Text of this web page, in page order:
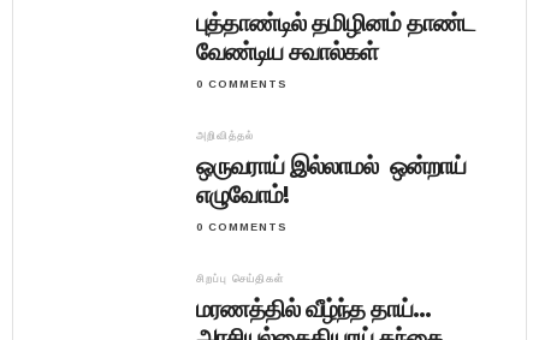
புத்தாண்டில் தமிழினம் தாண்ட
வேண்டிய சவால்கள்
0 COMMENTS
அறிவித்தல்
ஒருவராய் இல்லாமல் ஒன்றாய்
எழுவோம்!
0 COMMENTS
சிறப்பு செய்திகள்
மரணத்தில் வீழ்ந்த தாய்…